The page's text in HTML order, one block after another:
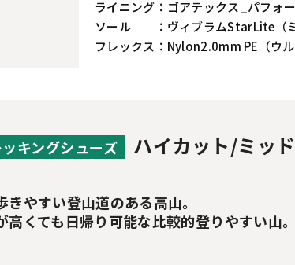
ライニング：ゴアテックス_パフォ
ソール ：ヴィブラムStarLite（ミ
フレックス：Nylon2.0mm PE（ウル
キングシューズ ハイカット/ミッ
きやすい登山道のある高山。
高くても日帰り可能な比較的登りやすい山。